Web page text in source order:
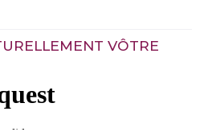
VÔTRE